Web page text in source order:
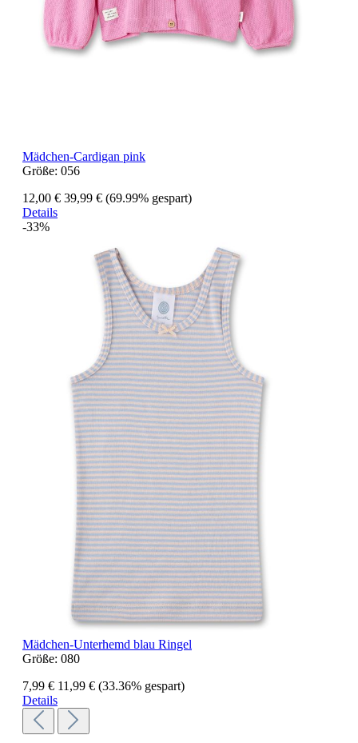
Mädchen-Cardigan pink
Größe: 056
12,00 € 39,99 € (69.99% gespart)
Details
-33%
Mädchen-Unterhemd blau Ringel
Größe: 080
7,99 € 11,99 € (33.36% gespart)
Details